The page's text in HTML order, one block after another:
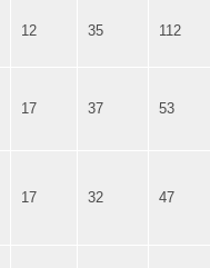
12 35 112
17 37 53
17 32 47